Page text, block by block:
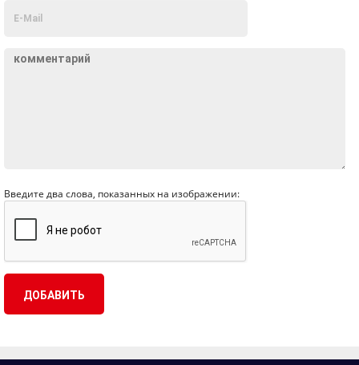
Введите два слова, показанных на изображении: